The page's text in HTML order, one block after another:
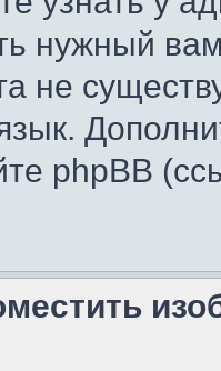
нужный
не
phpBB